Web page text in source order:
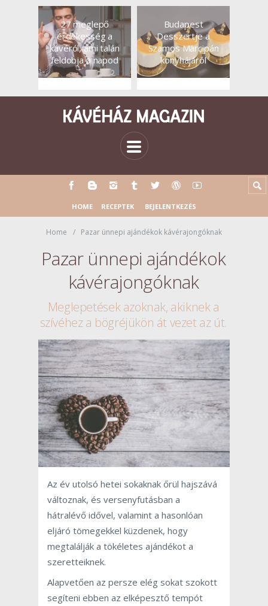
27 meglepő
érdekesség a
kávéról, ami talán
feldobja a napod
Budapest
Desszertje a
Szamos Marcipán
konyhájáról
HOME RECEPTEK BEJELENTKEZÉS
Home Pazar ünnepi ajándékok kávérajongóknak
Pazar ünnepi ajándékok
kávérajongóknak
Meglepetések azoknak, akiknek a
szívéhez a bögréjükön át vezet az út.
Az év utolsó hetei sokaknak őrül hajszává
változnak, és versenyfutásban a
hátralévő idővel, valamint a hasonlóan
eljáró tömegekkel küzdenek, hogy
megtalálják a tökéletes ajándékot a
szeretteiknek.
Alapvetően az persze elég sokat szokott
segíteni ebben az elképesztő tempót